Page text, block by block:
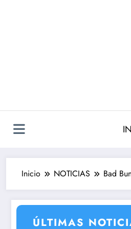
Inicio NOTICIAS Bad
ÚLTIMAS
su venganza
DE LIBERTAD’ (del